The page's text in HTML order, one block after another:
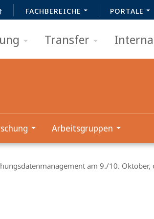
FACHBEREICHE PORTALE
Transfer
Arbeitsgruppen
am 9./10. Oktober,